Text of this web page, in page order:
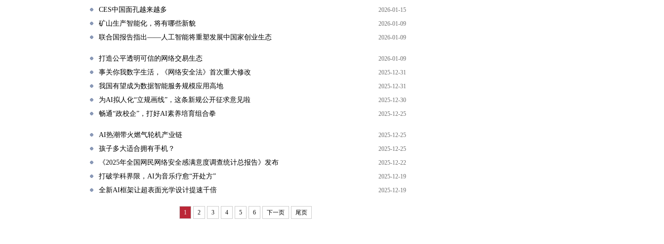
CES中国面孔越来越多 2026-01-15
矿山生产智能化，将有哪些新貌 2026-01-09
联合国报告指出——人工智能将重塑发展中国家创业生态 2026-01-09
打造公平透明可信的网络交易生态 2026-01-09
事关你我数字生活，《网络安全法》首次重大修改 2025-12-31
我国有望成为数据智能服务规模应用高地 2025-12-31
为AI拟人化“立规画线”，这条新规公开征求意见啦 2025-12-30
畅通“政校企”，打好AI素养培育组合拳 2025-12-25
AI热潮带火燃气轮机产业链 2025-12-25
孩子多大适合拥有手机？ 2025-12-25
《2025年全国网民网络安全感满意度调查统计总报告》发布 2025-12-22
打破学科界限，AI为音乐疗愈“开处方” 2025-12-19
全新AI框架让超表面光学设计提速千倍 2025-12-19
1 2 3 4 5 6 下一页 尾页